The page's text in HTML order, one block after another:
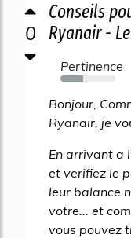
0
Conseils
Ryanair -
Pertinence
42%
Bonjour,
Ryanair, je
En arrivant a
et verifiez le
leur balance
votre... et
vous pouvez